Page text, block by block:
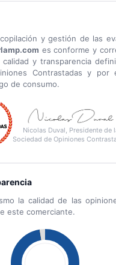
y gestión de las
es conforme y
y transparencia
Contrastadas y por
de consumo.
Nicolas Duval, Presidente de
Sociedad de Opiniones
la calidad de las
este comerciante.